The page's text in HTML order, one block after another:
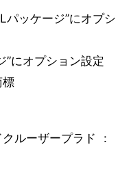
パッケージ”にオプシ
”にオプション設定
標
ルーザープラド ：